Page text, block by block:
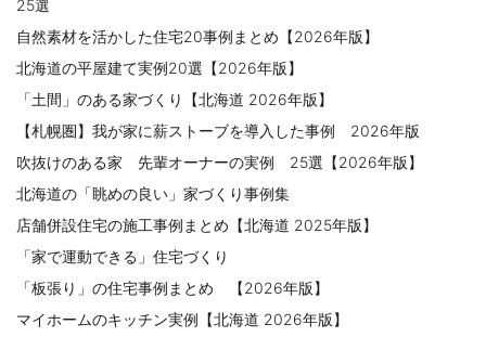
2012.02.14
理想の家は「小さな家」。重要なのは工務店との意思疎通
2011.11.23
木のもつ優しさ・・・無垢材に包まれる暮らし 札幌市・Yさん
2011.10.25
狭小地に空を望む家 札幌市・Yさん
2011.06.02
海を臨む、家族が一つにつながる家 小樽市・Ｋさん
2010.04.27
古民家の風合いの新築住宅/札幌市Ｓ邸/丸三ホクシン建設
2009.08.25
25選
自然素材を活かした住宅20事例まとめ【2026年版】
北海道の平屋建て実例20選【2026年版】
「土間」のある家づくり【北海道 2026年版】
【札幌圏】我が家に薪ストーブを導入した事例 2026年版
吹抜けのある家 先輩オーナーの実例 25選【2026年版】
北海道の「眺めの良い」家づくり事例集
店舗併設住宅の施工事例まとめ【北海道 2025年版】
「家で運動できる」住宅づくり
「板張り」の住宅事例まとめ 【2026年版】
マイホームのキッチン実例【北海道 2026年版】